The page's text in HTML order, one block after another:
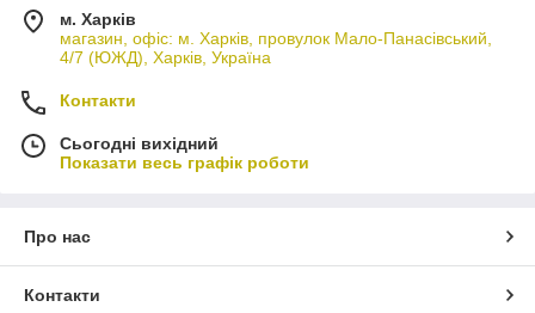
м. Харків
магазин, офіс: м. Харків, провулок Мало-Панасівський,
4/7 (ЮЖД), Харків, Україна
Контакти
Сьогодні вихідний
Показати весь графік роботи
Про нас
Контакти